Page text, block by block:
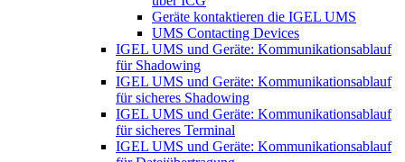
Geräte kontaktieren die IGEL UMS
UMS Contacting Devices
IGEL UMS und Geräte: Kommunikationsablauf
für Shadowing
IGEL UMS und Geräte: Kommunikationsablauf
für sicheres Shadowing
IGEL UMS und Geräte: Kommunikationsablauf
für sicheres Terminal
IGEL UMS und Geräte: Kommunikationsablauf